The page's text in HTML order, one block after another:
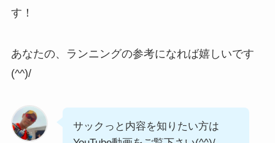
す！
あなたの、ランニングの参考になれば嬉しいです
(^^)/
サックっと内容を知りたい方は